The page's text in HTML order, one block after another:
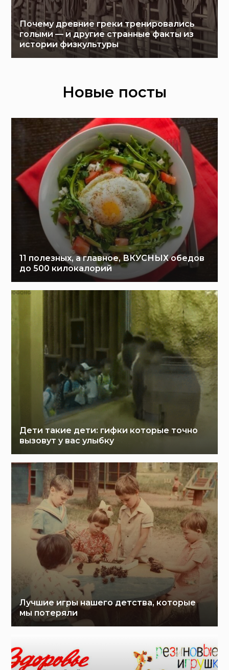
Почему древние греки тренировались
голыми — и другие странные факты из
истории физкультуры
Новые посты
11 полезных, а главное, ВКУСНЫХ обедов
до 500 килокалорий
Дети такие дети: гифки которые точно
вызовут у вас улыбку
Лучшие игры нашего детства, которые
мы потеряли